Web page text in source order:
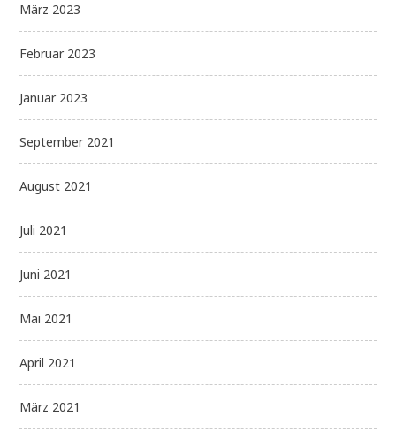
März 2023
Februar 2023
Januar 2023
September 2021
August 2021
Juli 2021
Juni 2021
Mai 2021
April 2021
März 2021